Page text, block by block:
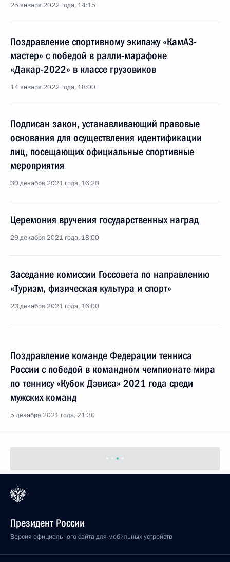
25 января 2022 года, 14:15
Поздравление спортивному экипажу «КамАЗ-
мастер» с победой в ралли-марафоне
«Дакар-2022» в классе грузовиков
14 января 2022 года, 18:00
Подписан закон, устанавливающий правовые
основания для осуществления идентификации
лиц, посещающих официальные спортивные
мероприятия
30 декабря 2021 года, 16:20
Церемония вручения государственных наград
29 декабря 2021 года, 18:00
Заседание комиссии Госсовета по направлению
«Туризм, физическая культура и спорт»
23 декабря 2021 года, 16:00
Поздравление команде Федерации тенниса
России с победой в командном чемпионате мира
по теннису «Кубок Дэвиса» 2021 года среди
мужских команд
5 декабря 2021 года, 21:30
Президент России
Версия официального сайта для мобильных устройств